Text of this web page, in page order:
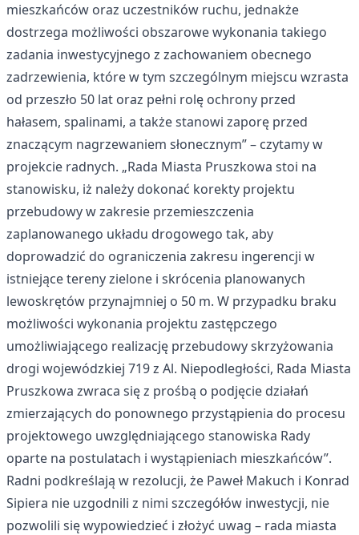
mieszkańców oraz uczestników ruchu, jednakże
dostrzega możliwości obszarowe wykonania takiego
zadania inwestycyjnego z zachowaniem obecnego
zadrzewienia, które w tym szczególnym miejscu wzrasta
od przeszło 50 lat oraz pełni rolę ochrony przed
hałasem, spalinami, a także stanowi zaporę przed
znaczącym nagrzewaniem słonecznym” – czytamy w
projekcie radnych. „Rada Miasta Pruszkowa stoi na
stanowisku, iż należy dokonać korekty projektu
przebudowy w zakresie przemieszczenia
zaplanowanego układu drogowego tak, aby
doprowadzić do ograniczenia zakresu ingerencji w
istniejące tereny zielone i skrócenia planowanych
lewoskrętów przynajmniej o 50 m. W przypadku braku
możliwości wykonania projektu zastępczego
umożliwiającego realizację przebudowy skrzyżowania
drogi wojewódzkiej 719 z Al. Niepodległości, Rada Miasta
Pruszkowa zwraca się z prośbą o podjęcie działań
zmierzających do ponownego przystąpienia do procesu
projektowego uwzględniającego stanowiska Rady
oparte na postulatach i wystąpieniach mieszkańców”.
Radni podkreślają w rezolucji, że Paweł Makuch i Konrad
Sipiera nie uzgodnili z nimi szczegółów inwestycji, nie
pozwolili się wypowiedzieć i złożyć uwag – rada miasta